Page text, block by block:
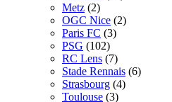
Metz (2)
OGC Nice (2)
Paris FC (3)
PSG (102)
RC Lens (7)
Stade Rennais (6)
Strasbourg (4)
Toulouse (3)